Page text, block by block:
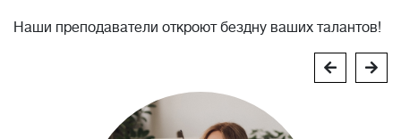
Наши преподаватели откроют бездну ваших талантов!